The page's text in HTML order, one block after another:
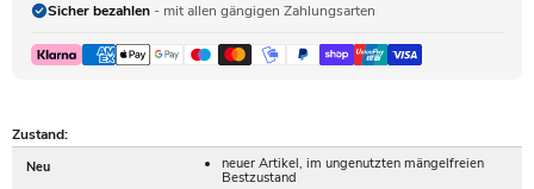
Sicher bezahlen - mit allen gängigen Zahlungsarten
Zustand:
Neu
neuer Artikel, im ungenutzten mängelfreien
Bestzustand